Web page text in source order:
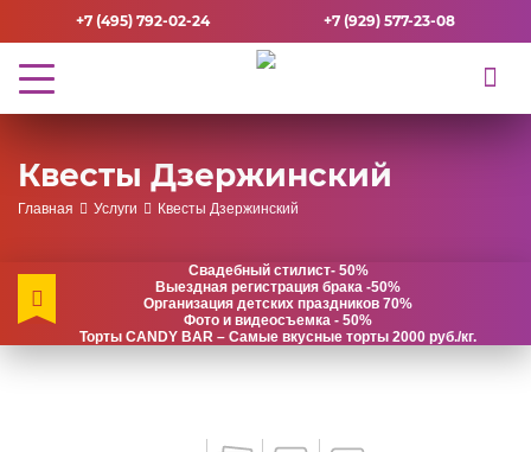
+7 (495) 792-02-24 +7 (929) 577-23-08
Квесты Дзержинский
Главная Услуги Квесты Дзержинский
Свадебный стилист- 50%
Выездная регистрация брака -50%
Организация детских праздников 70%
Фото и видеосъемка - 50%
Торты CANDY BAR – Самые вкусные торты 2000 руб./кг.